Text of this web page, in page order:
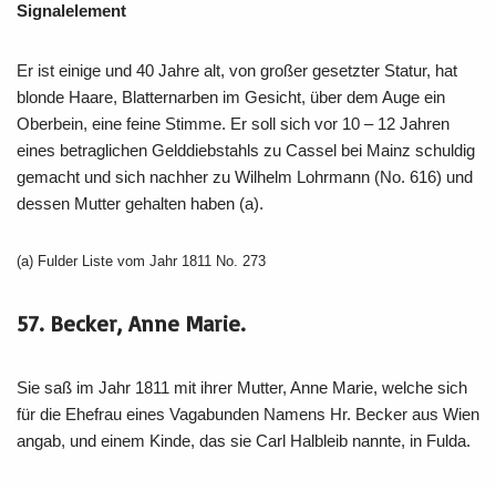
Signalelement
Er ist einige und 40 Jahre alt, von großer gesetzter Statur, hat
blonde Haare, Blatternarben im Gesicht, über dem Auge ein
Oberbein, eine feine Stimme. Er soll sich vor 10 – 12 Jahren
eines betraglichen Gelddiebstahls zu Cassel bei Mainz schuldig
gemacht und sich nachher zu Wilhelm Lohrmann (No. 616) und
dessen Mutter gehalten haben (a).
(a) Fulder Liste vom Jahr 1811 No. 273
57. Becker, Anne Marie.
Sie saß im Jahr 1811 mit ihrer Mutter, Anne Marie, welche sich
für die Ehefrau eines Vagabunden Namens Hr. Becker aus Wien
angab, und einem Kinde, das sie Carl Halbleib nannte, in Fulda.